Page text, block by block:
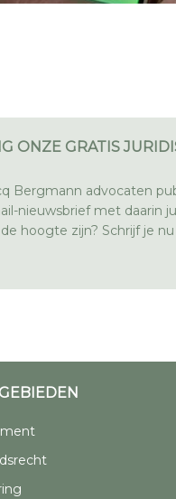
ONZE GRATIS
Bergmann advocaten
nieuwsbrief met daarin
hoogte zijn? Schrijf je nu